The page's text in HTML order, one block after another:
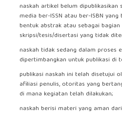
naskah artikel belum dipublikasikan
media ber-ISSN atau ber-ISBN
bentuk abstrak atau sebagai
skripsi/tesis/disertasi yang tidak
naskah tidak sedang dalam proses
dipertimbangkan untuk publikasi di
publikasi naskah ini telah disetujui
afiliasi penulis, otoritas yang
di mana kegiatan telah dilakukan;
naskah berisi materi yang aman